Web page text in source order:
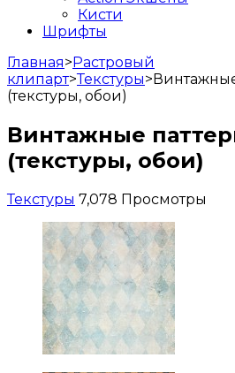
Кисти
Шрифты
Главная>Растровый
клипарт>Текстуры>
(текстуры, обои)
Винтажные
(текстуры, обои)
Текстуры 7,078 Просмотры